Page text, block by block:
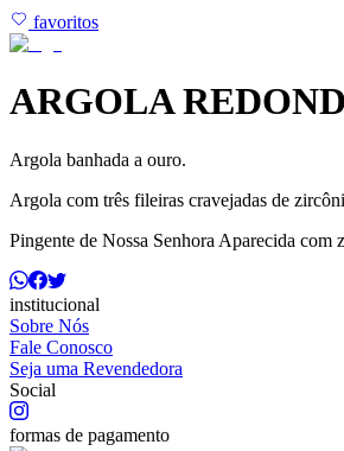
favoritos
ARGOLA
Argola banhada a ouro.
Argola com três fileiras cravejadas de
Pingente de Nossa Senhora Aparecida com
institucional
Sobre Nós
Fale Conosco
Seja uma Revendedora
Social
formas de pagamento